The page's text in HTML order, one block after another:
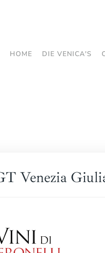
HOME DIE VENICA'S
Venezia